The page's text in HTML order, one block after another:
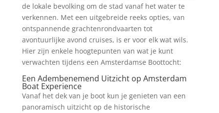
de lokale bevolking om de stad vanaf het water te
verkennen. Met een uitgebreide reeks opties, van
ontspannende grachtenrondvaarten tot
avontuurlijke avond cruises, is er voor elk wat wils.
Hier zijn enkele hoogtepunten van wat je kunt
verwachten tijdens een Amsterdamse Boottocht:
Een Adembenemend Uitzicht op Amsterdam
Boat Experience
Vanaf het dek van je boot kun je genieten van een
panoramisch uitzicht op de historische